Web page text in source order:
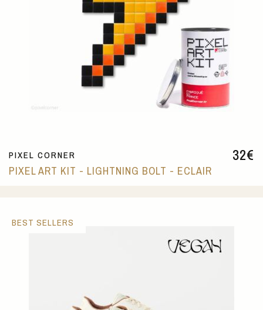
32€
PIXEL CORNER
PIXEL ART KIT - LIGHTNING BOLT - ECLAIR
BEST SELLERS